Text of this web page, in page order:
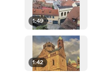
1:49
1:42